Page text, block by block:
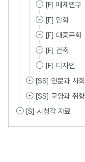
[F] 매체연구
[F] 만화
[F] 대중문화
[F] 건축
[F] 디자인
[SS] 인문과 사회
[SS] 교양과 취향
[S] 시청각 자료